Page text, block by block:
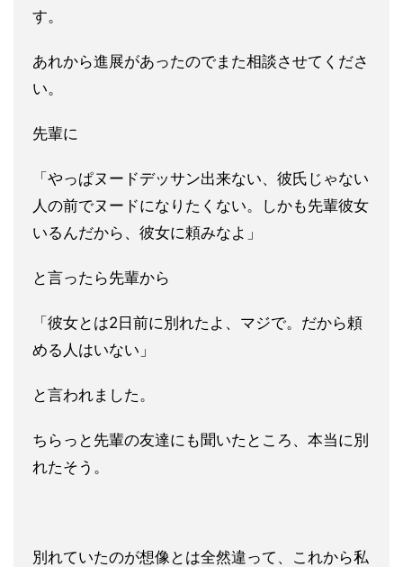
す。
あれから進展があったのでまた相談させてくださ
い。
先輩に
「やっぱヌードデッサン出来ない、彼氏じゃない
人の前でヌ ードになりたくない。しかも先輩彼女
いるんだから、 彼女に頼みなよ」
と言ったら先輩から
「 彼女とは2日前に別れたよ、マジで。だから頼
める人はいない」
と言われました。
ちらっと先輩の友達にも聞いたところ、 本当に別
れたそう。
別れていたのが想像とは全然違って、これから私